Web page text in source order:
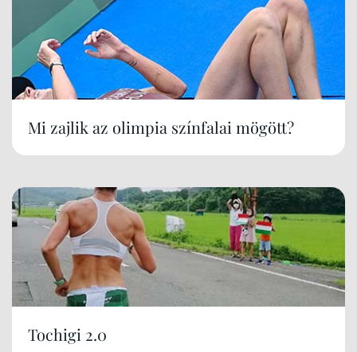
Mi zajlik az olimpia színfalai mögött?
Tochigi 2.0